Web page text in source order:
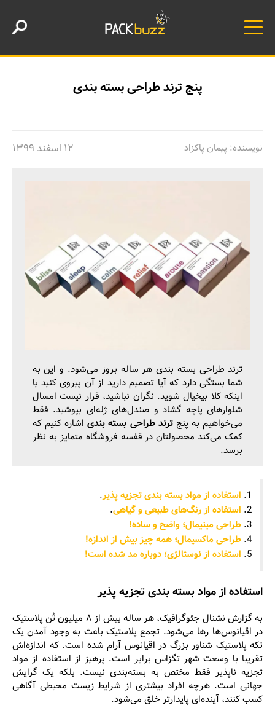
پنج ترند طراحی بسته‌ بندی
۱۲ اسفند ۱۳۹۹ نویسنده: پیمان پاکزاد
ترند طراحی بسته بندی هر ساله بروز می‌شود. و این به
شما بستگی دارد که آیا تصمیم دارید از آن پیروی کنید یا
اینکه کلا بیخیال شوید. نگران نباشید، قرار نیست امسال
شلوارهای پاچه گشاد و صندل‌های ژله‌ای بپوشید. فقط
می‌خواهیم به پنجترند طراحی بسته‌ بندیاشاره کنیم که
کمک می‌کند محصولتان در قفسه فروشگاه متمایز به نظر
برسد.
استفاده از مواد بسته بندی تجزیه پذیر.
استفاده از رنگ‌های طبیعی و گیاهی.
طراحی مینیمال؛ واضح و ساده!
طراحی ماکسیمال؛ همه چیز بیش از اندازه!
استفاده از نوستالژی؛ دوباره مد شده است!
استفاده ازمواد بسته‌ بندی تجزیه پذیر
به گزارش نشنال جئوگرافیک، هر ساله بیش از ۸ میلیون تُن پلاستیک
در اقیانوس‌ها رها می‌شود. تجمع پلاستیک باعث به وجود آمدن یک
تکه پلاستیک شناور بزرگ در اقیانوس آرام شده است. که اندازه‌اش
تقریبا با وسعت شهر تگزاس برابر است. پرهیز از استفاده از مواد
تجزیه ناپذیر فقط مختص به بسته‌بندی نیست. بلکه یک گرایش
جهانی است. هرچه افراد بیشتری از شرایط زیست محیطی آگاهی
کسب کنند، آینده‌ای پایدارتر خلق می‌شود.